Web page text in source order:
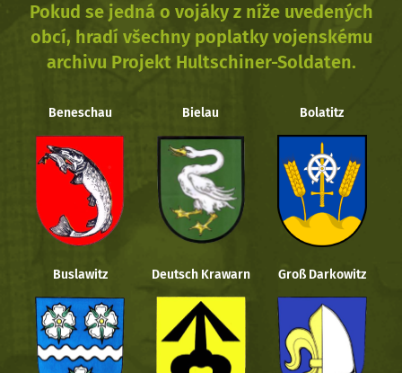
Pokud se jedná o vojáky z níže uvedených
obcí, hradí všechny poplatky vojenskému
archivu Projekt Hultschiner-Soldaten.
Beneschau Bielau Bolatitz
Buslawitz Deutsch Krawarn Groß Darkowitz